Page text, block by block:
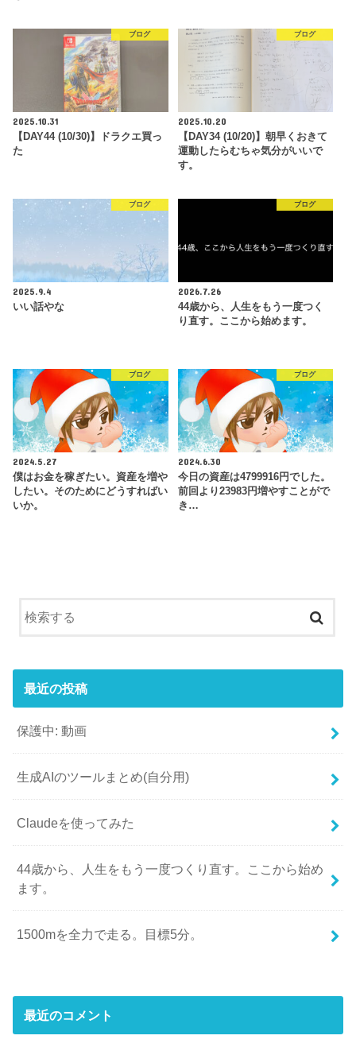
ブログ
2025.10.31
【DAY44 (10/30)】ドラクエ買っ
た
ブログ
2025.10.20
【DAY34 (10/20)】朝早くおきて
運動したらむちゃ気分がいいで
す。
ブログ
2025.9.4
いい話やな
ブログ
2026.7.26
44歳から、人生をもう一度つく
り直す。ここから始めます。
ブログ
2024.5.27
僕はお金を稼ぎたい。資産を増や
したい。そのためにどうすればい
いか。
ブログ
2024.6.30
今日の資産は4799916円でした。
前回より23983円増やすことがで
き…
最近の投稿
保護中: 動画
生成AIのツールまとめ(自分用)
Claudeを使ってみた
44歳から、人生をもう一度つくり直す。ここから始め
ます。
1500mを全力で走る。目標5分。
最近のコメント